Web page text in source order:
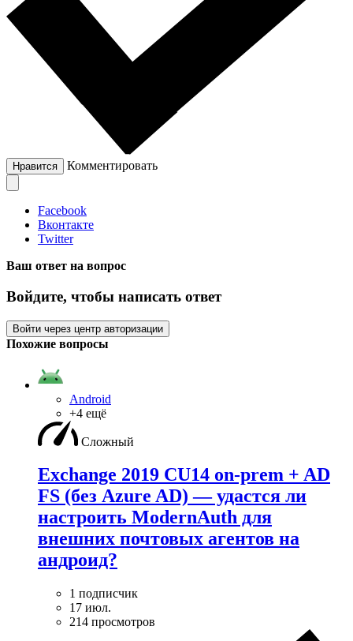
Нравится Комментировать
Facebook
Вконтакте
Twitter
Ваш ответ на вопрос
Войдите, чтобы написать ответ
Войти через центр авторизации
Похожие вопросы
Android
+4 ещё
Сложный
Exchange 2019 CU14 on-prem + AD
FS (без Azure AD) — удаcтся ли
настроить ModernAuth для
внешних почтовых агентов на
андроид?
1 подписчик
17 июл.
214 просмотров